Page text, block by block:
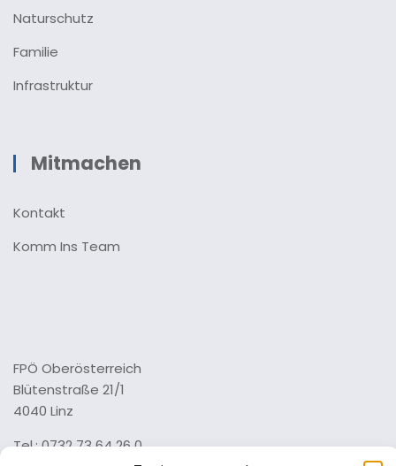
Naturschutz
Familie
Infrastruktur
Mitmachen
Kontakt
Komm Ins Team
FPÖ Oberösterreich
Blütenstraße 21/1
4040 Linz
Tel.: 0732 73 64 26 0